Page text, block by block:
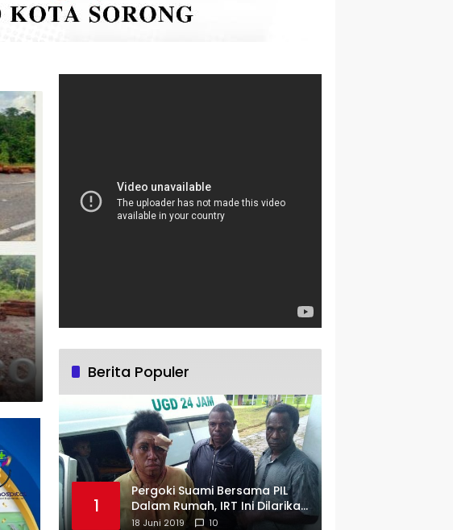
Berita Populer
1
Pergoki Suami Bersama PIL
Dalam Rumah, IRT Ini Dilarikan
ke RS
18 Juni 2019 10